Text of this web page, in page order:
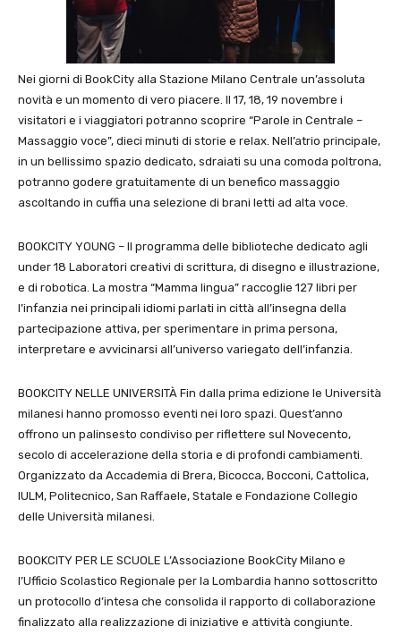
Nei giorni di BookCity alla Stazione Milano Centrale un’assoluta
novità e un momento di vero piacere. Il 17, 18, 19 novembre i
visitatori e i viaggiatori potranno scoprire “Parole in Centrale –
Massaggio voce”, dieci minuti di storie e relax. Nell’atrio principale,
in un bellissimo spazio dedicato, sdraiati su una comoda poltrona,
potranno godere gratuitamente di un benefico massaggio
ascoltando in cuffia una selezione di brani letti ad alta voce.
BOOKCITY YOUNG – Il programma delle biblioteche dedicato agli
under 18 Laboratori creativi di scrittura, di disegno e illustrazione,
e di robotica. La mostra “Mamma lingua” raccoglie 127 libri per
l’infanzia nei principali idiomi parlati in città all’insegna della
partecipazione attiva, per sperimentare in prima persona,
interpretare e avvicinarsi all’universo variegato dell’infanzia.
BOOKCITY NELLE UNIVERSITÀ Fin dalla prima edizione le Università
milanesi hanno promosso eventi nei loro spazi. Quest’anno
offrono un palinsesto condiviso per riflettere sul Novecento,
secolo di accelerazione della storia e di profondi cambiamenti.
Organizzato da Accademia di Brera, Bicocca, Bocconi, Cattolica,
IULM, Politecnico, San Raffaele, Statale e Fondazione Collegio
delle Università milanesi.
BOOKCITY PER LE SCUOLE L’Associazione BookCity Milano e
l’Ufficio Scolastico Regionale per la Lombardia hanno sottoscritto
un protocollo d’intesa che consolida il rapporto di collaborazione
finalizzato alla realizzazione di iniziative e attività congiunte.